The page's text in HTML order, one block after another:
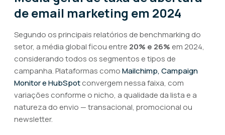
de email marketing em 2024
Segundo os principais relatórios de benchmarking do
setor, a média global ficou entre 20% e 26% em 2024,
considerando todos os segmentos e tipos de
campanha. Plataformas comoMailchimp, Campaign
Monitor e HubSpotconvergem nessa faixa, com
variações conforme o nicho, a qualidade da lista e a
natureza do envio — transacional, promocional ou
newsletter.